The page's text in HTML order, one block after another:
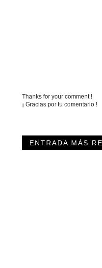
Thanks for your comment !
¡ Gracias por tu comentario !
ENTRADA MÁS